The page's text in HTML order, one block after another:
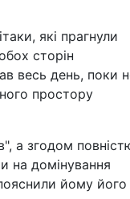
які прагнули
сторін
весь день, поки
простору
а згодом
на домінування
йому його